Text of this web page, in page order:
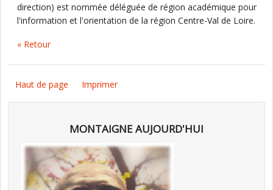
direction) est nommée déléguée de région académique pour
l'information et l'orientation de la région Centre-Val de Loire.
« Retour
Haut de page Imprimer
MONTAIGNE AUJOURD'HUI